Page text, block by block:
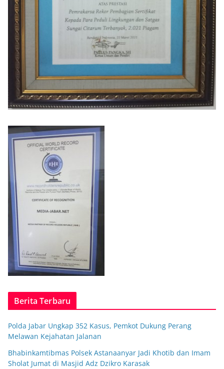
Berita Terbaru
Polda Jabar Ungkap 352 Kasus, Pemkot Dukung Perang
Melawan Kejahatan Jalanan
Bhabinkamtibmas Polsek Astanaanyar Jadi Khotib dan Imam
Sholat Jumat di Masjid Adz Dzikro Karasak